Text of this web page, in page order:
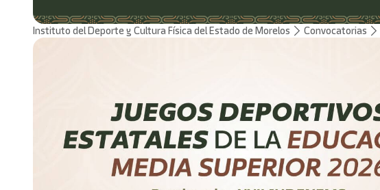
Instituto del Deporte y Cultura Física del Estado de Morelos Convocatorias